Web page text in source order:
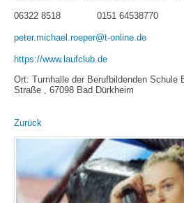
06322 8518 0151 64538770
peter.michael.roeper@t-online.de
https://www.laufclub.de
Ort: Turnhalle der Berufbildenden Schule
Straße , 67098 Bad Dürkheim
Zurück